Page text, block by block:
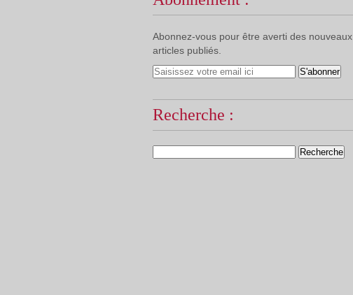
Abonnez-vous pour être averti des nouveaux
articles publiés.
Recherche :